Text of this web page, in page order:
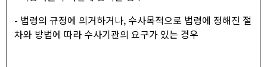
- 법령의 규정에 의거하거나, 수사목적으로 법령에 정해진 절
차와 방법에 따라 수사기관의 요구가 있는 경우